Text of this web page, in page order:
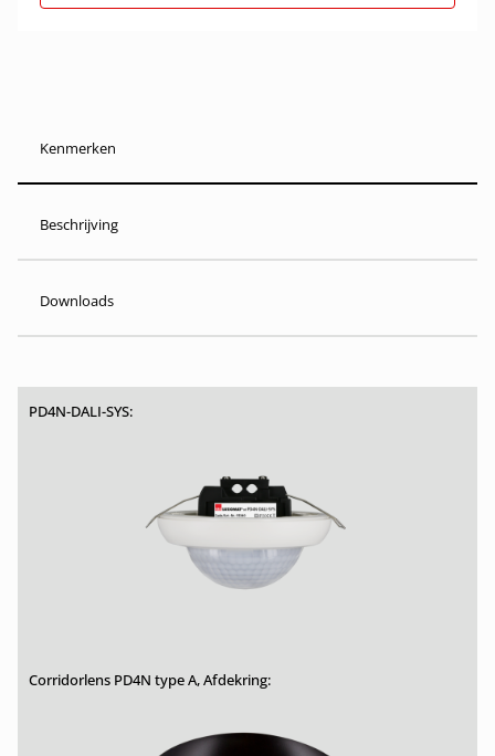
Kenmerken
Beschrijving
Downloads